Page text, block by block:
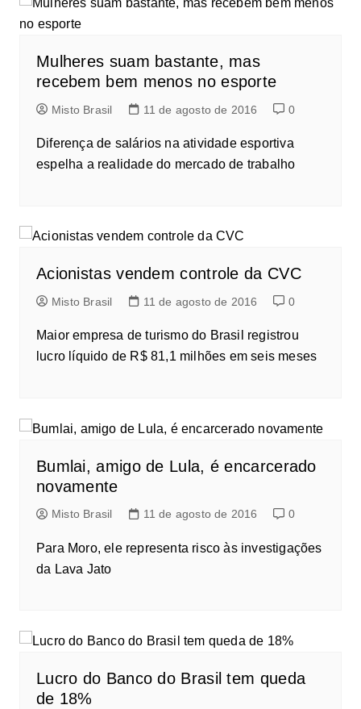
Mulheres suam bastante, mas
recebem bem menos no esporte
Misto Brasil 11 de agosto de 2016 0
Diferença de salários na atividade esportiva
espelha a realidade do mercado de trabalho
Acionistas vendem controle da CVC
Misto Brasil 11 de agosto de 2016 0
Maior empresa de turismo do Brasil registrou
lucro líquido de R$ 81,1 milhões em seis meses
Bumlai, amigo de Lula, é encarcerado
novamente
Misto Brasil 11 de agosto de 2016 0
Para Moro, ele representa risco às investigações
da Lava Jato
Lucro do Banco do Brasil tem queda
de 18%